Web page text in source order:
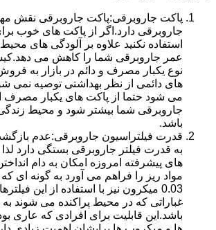
پاکت جاروبرقی:پاکت جاروبرقی نقش
جاروبرقی دارد.اگر از پاکت های خوب
استفاده نکنید علاوه بر آلودگی های
عمر جاروبرقی شما را کاهش می
نوع یکبار مصرف و دائم در بازار به
های دائمی از نظر بهداشتی توصیه نمی
می شود حتما از پاکت های یکبار مصرف
جاروبرقی شما بیشتر شود و محیط
باشد.
قدرت فیلتراسیون جاروبرقی:عدم
به قدرت فیلتر جاروبرقی بستگی دارد لذا
های پیشرفته امروزه امکان به دام
مواد ریز را فراهم می آورد به گونه ای
0.03 میکرون نیز با استفاده از این
غباراتی که در محیط پراکنده می شوند
باشد.این قابلیت برای افرادی که عاری